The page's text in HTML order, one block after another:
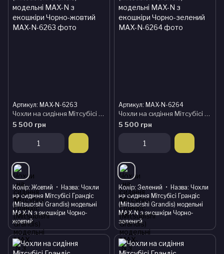
Артикул: MAX-N-6263
Чохли на сидіння Мітсубісі Грандіс (Mitsubishi Grandis) модельні MAX-N з екошкіри Чорно-жовтий
5 500 грн
Колір Жовтий Назва Чохли
на сидіння Мітсубісі Грандіс
(Mitsubishi Grandis) модельні
MAX-N з екошкіри Чорно-
жовтий
Артикул: MAX-N-6264
Чохли на сидіння Мітсубісі Грандіс (Mitsubishi Grandis) модельні MAX-N з екошкіри Чорно-зелений
5 500 грн
Колір Зелений Назва Чохли
на сидіння Мітсубісі Грандіс
(Mitsubishi Grandis) модельні
MAX-N з екошкіри Чорно-
зелений